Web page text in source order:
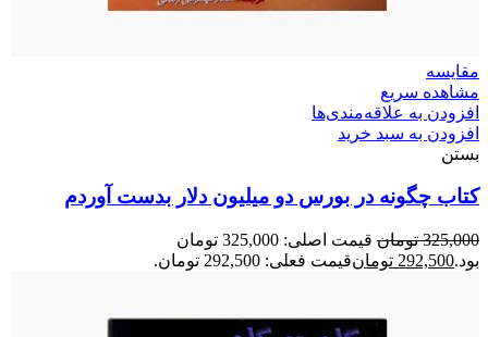
مقایسه
مشاهده سریع
افزودن به علاقه‌مندی‌ها
افزودن به سبد خرید
بستن
کتاب چگونه در بورس دو میلیون دلار بدست آوردم
325,000 تومان
قیمت اصلی: 325,000 تومان
بود.292,500 تومانقیمت فعلی: 292,500 تومان.